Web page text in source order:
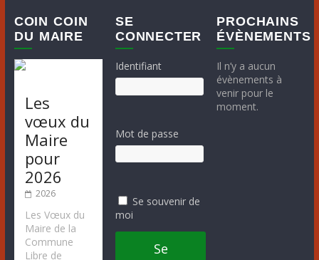
COIN COIN
DU MAIRE
Les
vœux du
Maire
pour
2026
2026
Les Vœux du
Maire de la
Commune
Libre de
SE
CONNECTER
Identifiant
Mot de passe
Se souvenir de
moi
Se
PROCHAINS
ÉVÈNEMENTS
Il n’y a aucun
évènements à
venir pour le
moment.